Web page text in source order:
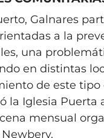
Galnares
a la
una
en distintas
de este tipo
la Iglesia Puerta
mensual